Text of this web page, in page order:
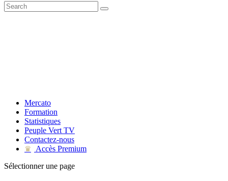
Mercato
Formation
Statistiques
Peuple Vert TV
Contactez-nous
♛
Accès Premium
Sélectionner une page